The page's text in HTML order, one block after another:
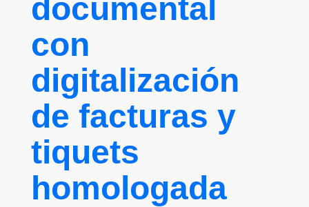
documental
con
digitalización
de facturas y
tiquets
homologada